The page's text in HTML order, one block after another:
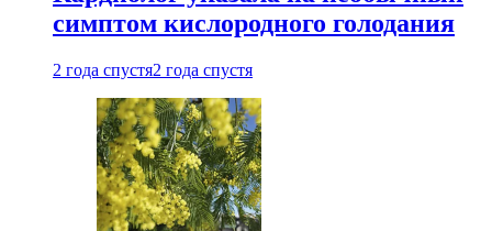
симптом кислородного голодания
2 года спустя2 года спустя